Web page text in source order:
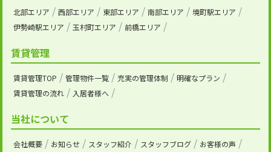
北部エリア 西部エリア 東部エリア 南部エリア
境町駅エリア
伊勢崎駅エリア
玉村町エリア 前橋エリア
賃貸管理
賃貸管理TOP 管理物件一覧 充実の管理体制
明確なプラン
賃貸管理の流れ
入居者様へ
当社について
会社概要 お知らせ スタッフ紹介 スタッフブログ
お客様の声